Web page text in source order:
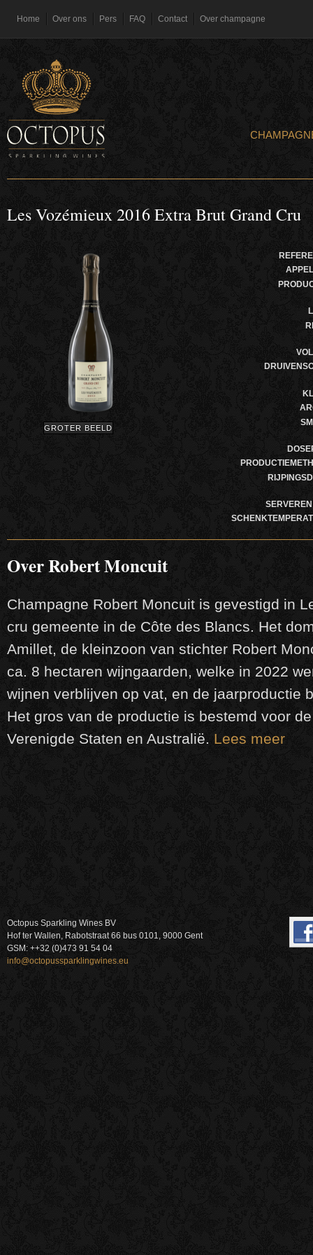
Home Over ons Pers FAQ Contact Over champagne
Les Vozémieux 2016 Extra Brut Grand Cru
GROTER BEELD
Over Robert Moncuit
Champagne Robert Moncuit is gevestigd in
cru gemeente in de Côte des Blancs. Het
Amillet, de kleinzoon van stichter Robert
ca. 8 hectaren wijngaarden, welke in 2022
wijnen verblijven op vat, en de jaarproductie
Het gros van de productie is bestemd voor
Verenigde Staten en Australië. Lees meer
Octopus Sparkling Wines BV
Hof ter Wallen, Rabotstraat 66 bus 0101, 9000 Gent
GSM: ++32 (0)473 91 54 04
info@octopussparklingwines.eu